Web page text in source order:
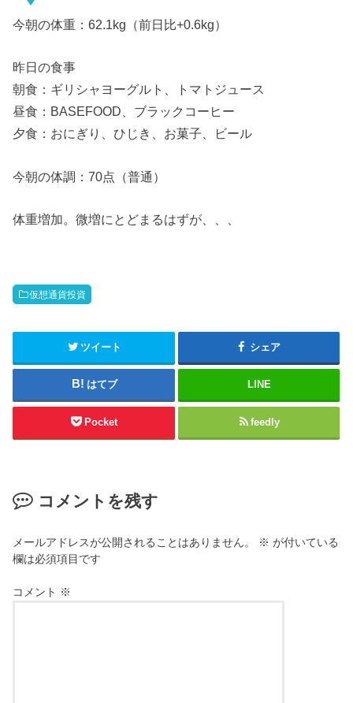
今朝の体重：62.1kg（前日比+0.6kg）
昨日の食事
朝食：ギリシャヨーグルト、トマトジュース
昼食：BASEFOOD、ブラックコーヒー
夕食：おにぎり、ひじき、お菓子、ビール
今朝の体調：70点（普通）
体重増加。微増にとどまるはずが、、、
仮想通貨投資
ツイート シェア
はてブ LINE
Pocket feedly
コメントを残す
メールアドレスが公開されることはありません。 ※ が付いている
欄は必須項目です
コメント ※